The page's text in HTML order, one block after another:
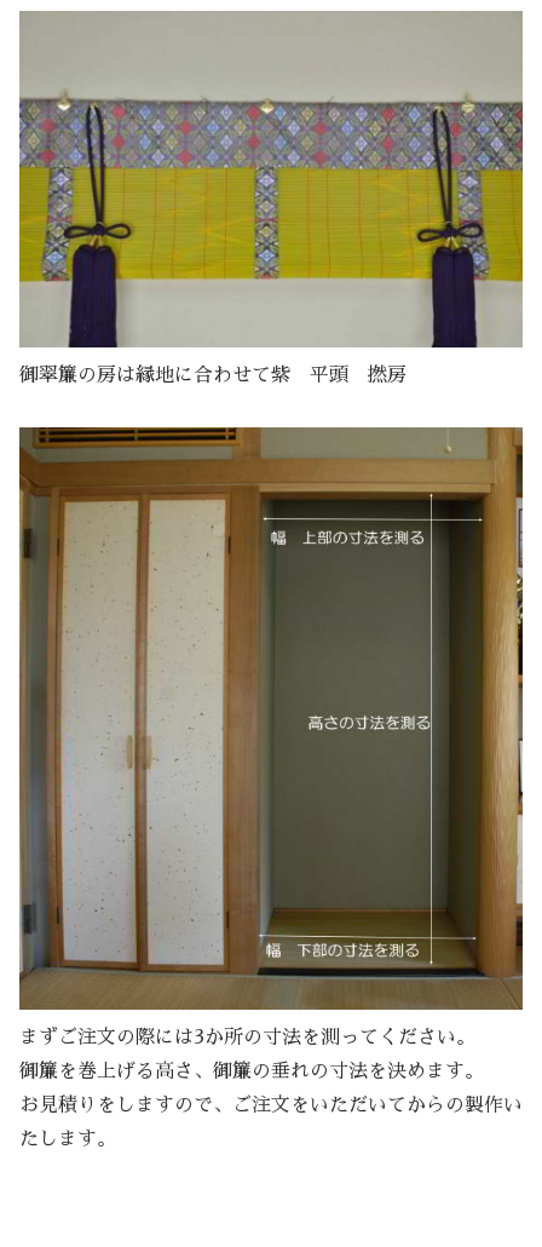
御翠簾の房は縁地に合わせて紫 平頭 撚房
まずご注文の際には3か所の寸法を測ってください。
御簾を巻上げる高さ、御簾の垂れの寸法を決めます。
お見積りをしますので、ご注文をいただいてからの製作い
たします。